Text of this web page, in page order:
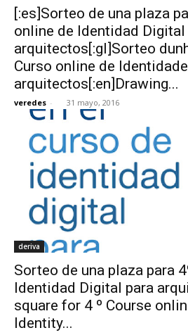
[:es]Sorteo de una plaza
online de Identidad Digital
arquitectos[:gl]Sorteo
Curso online de
arquitectos[:en]Drawing...
veredes - 31 mayo, 2016
deriva
Sorteo de una plaza para
Identidad Digital para
square for 4 º Course
Identity...